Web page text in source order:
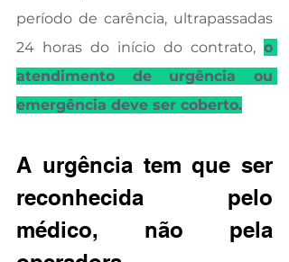
período de carência, ultrapassadas
24 horas do início do contrato, o
atendimento de urgência ou
emergência deve ser coberto.
A urgência tem que ser
reconhecida pelo
médico, não pela